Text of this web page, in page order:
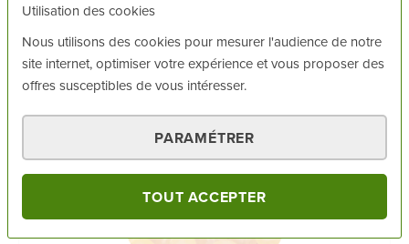
Utilisation des cookies
Nous utilisons des cookies pour mesurer l'audience de notre
site internet, optimiser votre expérience et vous proposer des
offres susceptibles de vous intéresser.
PARAMÉTRER
TOUT ACCEPTER
JE DÉCOUVRE